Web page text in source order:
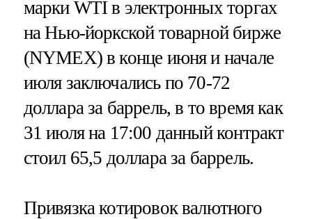
марки WTI в электронных торгах
на Нью-йоркской товарной бирже
(NYMEX) в конце июня и начале
июля заключались по 70-72
доллара за баррель, в то время как
31 июля на 17:00 данный контракт
стоил 65,5 доллара за баррель.
Привязка котировок валютного